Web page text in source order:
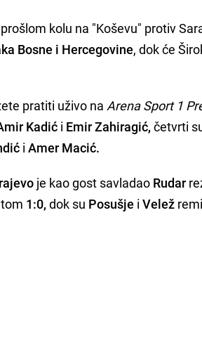
kolu na "Koševu" protiv
Bosne i Hercegovine, dok će
pratiti uživo na Arena Sport 1
Kadić i Emir Zahiragić, četvrti
iAmer Macić.
je kao gost savladao Rudar
1:0, dok su Posušje iVelež